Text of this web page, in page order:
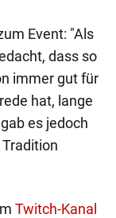
Event: "Als
dass so
immer gut für
hat, lange
es jedoch
Twitch-Kanal